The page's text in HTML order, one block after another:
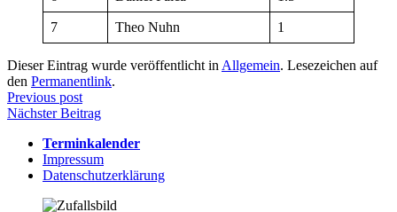
7 Theo Nuhn 1
Dieser Eintrag wurde veröffentlicht in Allgemein. Lesezeichen auf
den Permanentlink.
Beitragsnavigation
Previous post
Nächster Beitrag
Terminkalender
Impressum
Datenschutzerklärung